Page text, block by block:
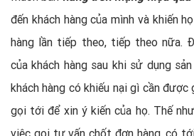
đến khách hàng của mình và khiến
hàng lần tiếp theo, tiếp theo nữa.
của khách hàng sau khi sử dụng
khách hàng có khiếu nại gì cần được
gọi tới để xin ý kiến của họ. Thế